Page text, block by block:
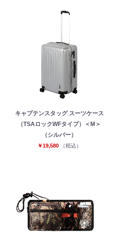
キャプテンスタッグ スーツケース
（TSAロックWFタイプ）＜M＞
（シルバー）
￥19,580 （税込）